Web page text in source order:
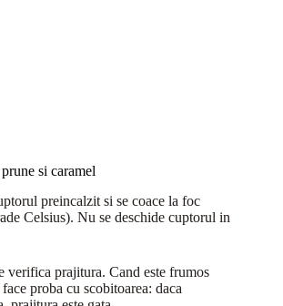
si caramel
preincalzit si se coace la foc
Celsius). Nu se deschide cuptorul in
verifica prajitura. Cand este frumos
proba cu scobitoarea: daca